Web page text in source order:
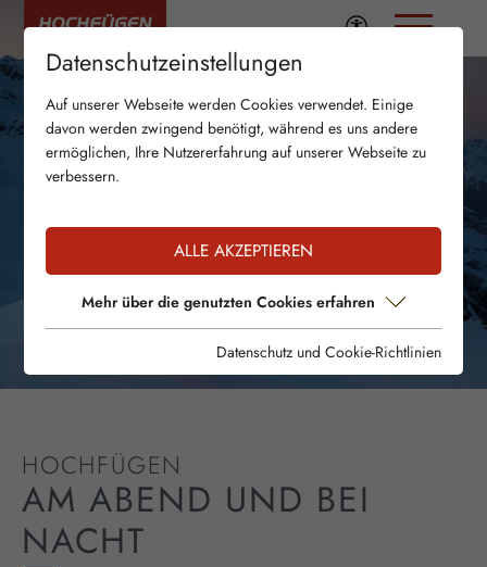
HOCHFÜGEN
AM ABEND UND BEI
NACHT
Datenschutzeinstellungen
Auf unserer Webseite werden Cookies verwendet. Einige
davon werden zwingend benötigt, während es uns andere
ermöglichen, Ihre Nutzererfahrung auf unserer Webseite zu
verbessern.
ALLE AKZEPTIEREN
Mehr über die genutzten Cookies erfahren
Datenschutz und Cookie-Richtlinien